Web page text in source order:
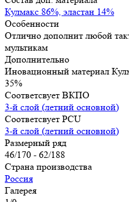
Кулмакс 86%, эластан 14%
Особенности
Отлично дополнит любой
мультикам
Дополнительно
Иновационный материал
35%
Соответсвует ВКПО
3-й слой (летний основной)
Соответсвует PCU
3-й слой (летний основной)
Размерный ряд
46/170 - 62/188
Страна производства
Россия
Галерея